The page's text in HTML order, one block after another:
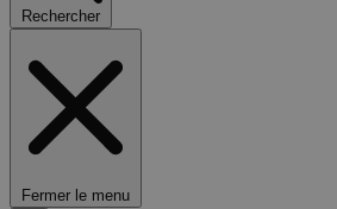
Rechercher
Fermer le menu